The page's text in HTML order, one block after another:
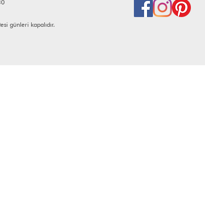
günleri kapalıdır.